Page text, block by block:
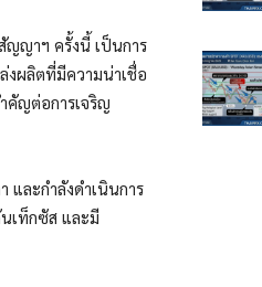
ญญาฯ ครั้งนี้ เป็นการ
งผลิตที่มีความน่าเชื่อ
คัญต่อการเจริญ
และกำลังดำเนินการ
เท็กซัส และมี